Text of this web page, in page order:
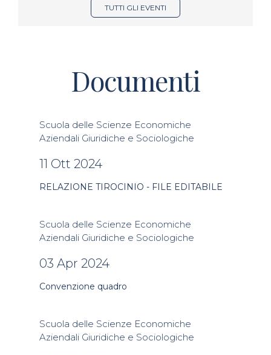
TUTTI GLI EVENTI
Documenti
Scuola delle Scienze Economiche
Aziendali Giuridiche e Sociologiche
11 Ott 2024
RELAZIONE TIROCINIO - FILE EDITABILE
Scuola delle Scienze Economiche
Aziendali Giuridiche e Sociologiche
03 Apr 2024
Convenzione quadro
Scuola delle Scienze Economiche
Aziendali Giuridiche e Sociologiche